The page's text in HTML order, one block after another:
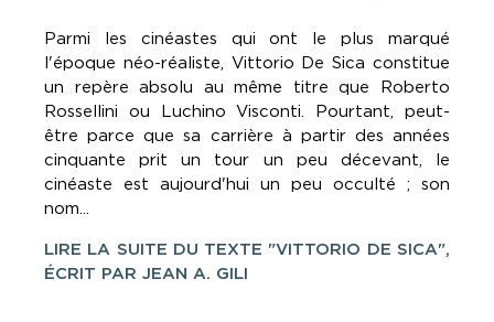
Parmi les cinéastes qui ont le plus marqué
l'époque néo-réaliste, Vittorio De Sica constitue
un repère absolu au même titre que Roberto
Rossellini ou Luchino Visconti. Pourtant, peut-
être parce que sa carrière à partir des années
cinquante prit un tour un peu décevant, le
cinéaste est aujourd'hui un peu occulté ; son
nom...
LIRE LA SUITE DU TEXTE "VITTORIO DE SICA",
ÉCRIT PAR JEAN A. GILI